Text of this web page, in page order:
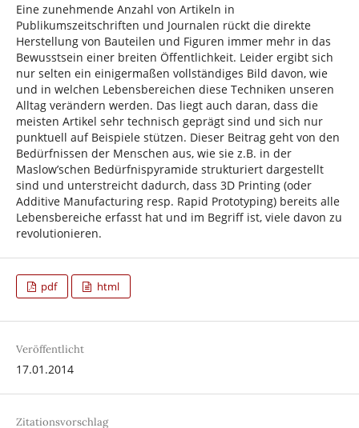
Eine zunehmende Anzahl von Artikeln in
Publikumszeitschriften und Journalen rückt die direkte
Herstellung von Bauteilen und Figuren immer mehr in das
Bewusstsein einer breiten Öffentlichkeit. Leider ergibt sich
nur selten ein einigermaßen vollständiges Bild davon, wie
und in welchen Lebensbereichen diese Techniken unseren
Alltag verändern werden. Das liegt auch daran, dass die
meisten Artikel sehr technisch geprägt sind und sich nur
punktuell auf Beispiele stützen. Dieser Beitrag geht von den
Bedürfnissen der Menschen aus, wie sie z.B. in der
Maslow’schen Bedürfnispyramide strukturiert dargestellt
sind und unterstreicht dadurch, dass 3D Printing (oder
Additive Manufacturing resp. Rapid Prototyping) bereits alle
Lebensbereiche erfasst hat und im Begriff ist, viele davon zu
revolutionieren.
pdf html
Veröffentlicht
17.01.2014
Zitationsvorschlag